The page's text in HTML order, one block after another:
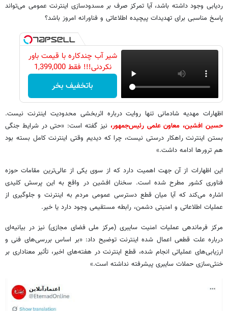
ردیابی وجود داشته باشد، آیا تمرکز صرف بر مسدودسازی اینترنت عمومی می‌تواند
پاسخ مناسبی برای تهدیدات پیچیده اطلاعاتی و فناورانه امروز باشد؟
شیر آب چندکاره با قیمت باور
نکردنی!!! فقط 1,399,000
باتخفیف بخر
اظهارات مهدیه شادمانی تنها روایت درباره اثربخشی محدودیت اینترنت نیست.
حسین افشین، معاون علمی رئیس‌جمهور، نیز گفته است: «حتی در شرایط جنگی
بستن اینترنت راهکار درستی نیست، چرا که دیدیم وقتی اینترنت کامل بسته بود
هم ترورها ادامه داشت.»
این اظهارات از آن جهت اهمیت دارد که از سوی یکی از عالی‌ترین مقامات حوزه
فناوری کشور مطرح شده است. سخنان افشین در واقع به این پرسش کلیدی
اشاره می‌کند که آیا میان قطع دسترسی عمومی مردم به اینترنت و جلوگیری از
عملیات اطلاعاتی و امنیتی دشمن، رابطه مستقیمی وجود دارد یا خیر.
مرکز فرماندهی عملیات امنیت سایبری (مرکز ملی فضای مجازی) نیز در بیانیه‌ای
درباره علت قطعی اعمال شده اینترنت توضیح داد: «بر اساس بررسی‌های فنی و
ارزیابی‌های عملیاتی انجام‌ شده، قطع اینترنت در هفته‌های اخیر، تأثیر معناداری بر
خنثی‌سازی حملات سایبری پیشرفته نداشته است.»